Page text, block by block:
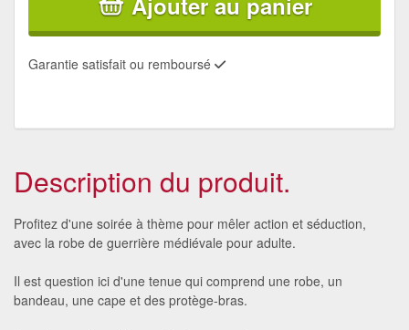
Garantie satisfait ou remboursé
Description du produit.
Profitez d'une soirée à thème pour mêler action et séduction,
avec la robe de guerrière médiévale pour adulte.
Il est question ici d'une tenue qui comprend une robe, un
bandeau, une cape et des protège-bras.